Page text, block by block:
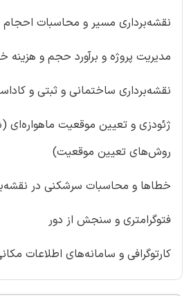
نقشه‌برداری مسیر و محاسبات
مدیریت پروژه و برآورد حجم و هزینه
نقشه‌برداری ساختمانی و ثبتی و
ژئودزی و تعیین موقعیت
روش‌های تعیین موقعیت)
خطاها و محاسبات سرشکنی در
فتوگرامتری و سنجش از دور
کارتوگرافی و سامانه‌های اطلاعات